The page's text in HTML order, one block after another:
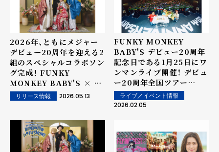
2026年、ともにメジャー
デビュー20周年を迎える2
組のスペシャルコラボソン
グ完成！ FUNKY
MONKEY BΛBY'S × い
きものがかり「奇跡じゃな
い」6月3日(水)配信リリー
リリース情報 2026.05.13
FUNKY MONKEY
BΛBY'S デビュー20周年
記念日である1月25日にワ
ンマンライブ開催！ デビュ
ー20周年全国ツアー
「20th anniversary
TOUR ～そのまんま東へ
ライブ／イベント情報
2026.02.05